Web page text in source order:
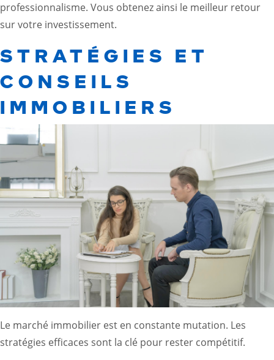
professionnalisme. Vous obtenez ainsi le meilleur retour
sur votre investissement.
STRATÉGIES ET
CONSEILS
IMMOBILIERS
Le marché immobilier est en constante mutation. Les
stratégies efficaces sont la clé pour rester compétitif.